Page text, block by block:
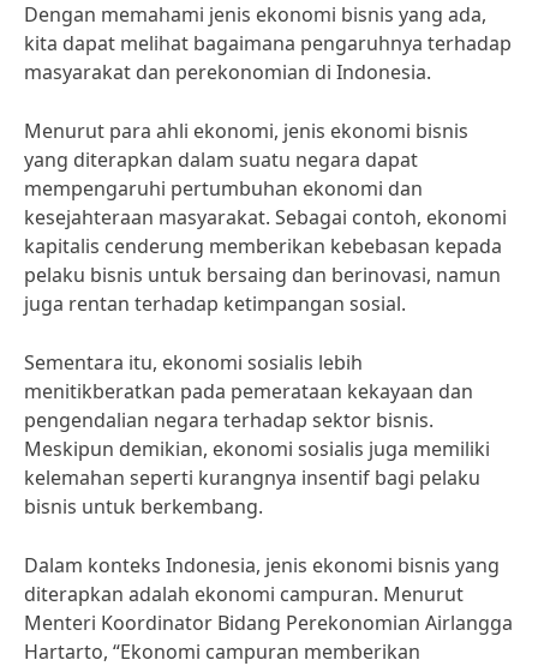
Dengan memahami jenis ekonomi bisnis yang ada,
kita dapat melihat bagaimana pengaruhnya terhadap
masyarakat dan perekonomian di Indonesia.
Menurut para ahli ekonomi, jenis ekonomi bisnis
yang diterapkan dalam suatu negara dapat
mempengaruhi pertumbuhan ekonomi dan
kesejahteraan masyarakat. Sebagai contoh, ekonomi
kapitalis cenderung memberikan kebebasan kepada
pelaku bisnis untuk bersaing dan berinovasi, namun
juga rentan terhadap ketimpangan sosial.
Sementara itu, ekonomi sosialis lebih
menitikberatkan pada pemerataan kekayaan dan
pengendalian negara terhadap sektor bisnis.
Meskipun demikian, ekonomi sosialis juga memiliki
kelemahan seperti kurangnya insentif bagi pelaku
bisnis untuk berkembang.
Dalam konteks Indonesia, jenis ekonomi bisnis yang
diterapkan adalah ekonomi campuran. Menurut
Menteri Koordinator Bidang Perekonomian Airlangga
Hartarto, “Ekonomi campuran memberikan